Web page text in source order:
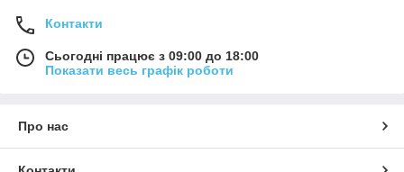
Контакти
Сьогодні працює з 09:00 до 18:00
Показати весь графік роботи
Про нас